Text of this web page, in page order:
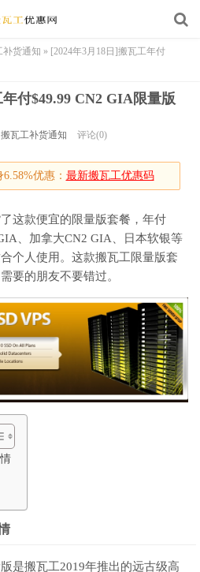
补货通知 » [2024年3月18日]搬瓦工年付
付$49.99 CN2 GIA限量版
搬瓦工补货通知 评论(0)
优惠： 最新搬瓦工优惠码
这款便宜的限量版套餐，年付
、加拿大CN2 GIA、日本软银等
个人使用。这款搬瓦工限量版套
要的朋友不要错过。
是搬瓦工2019年推出的远古级高